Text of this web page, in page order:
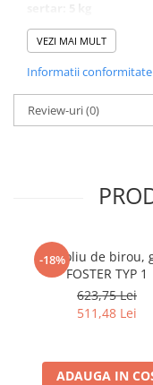
Cu rafturi Portanţa
Spaţiu de
necesar pentru
VEZI MAI MULT
Informatii
Review-uri(0)
-18%
Fotoliu de birou,
FOSTER TYP 1
623,75 Lei
511,48 Lei
ADAUGA IN